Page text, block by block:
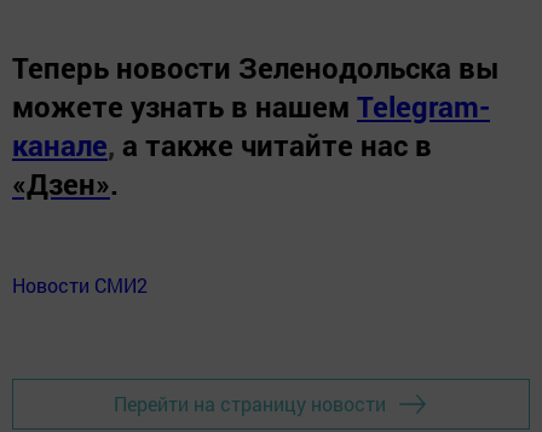
Теперь новости Зеленодольска вы
можете узнать в нашем Telegram-
канале, а также читайте нас в
«Дзен».
Новости СМИ2
Перейти на страницу новости